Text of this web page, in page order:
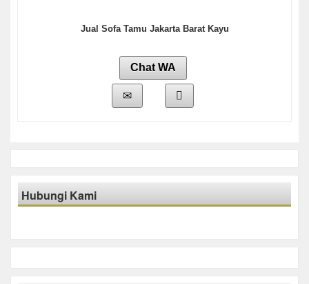
Jual Sofa Tamu Jakarta Barat Kayu
Chat WA
Hubungi Kami